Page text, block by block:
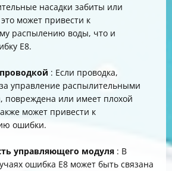
насадки забиты или
может привести к
распылению воды, что и
E8.
: Если проводка,
управление распылительными
повреждена или имеет плохой
может привести к
ошибки.
управляющего модуля : В
ошибка E8 может быть связана